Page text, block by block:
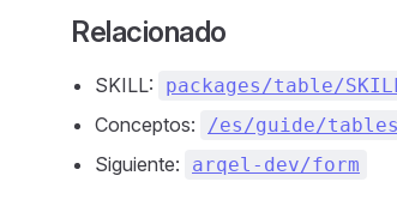
Relacionado
SKILL: packages/table/
Conceptos: /es/guide/
Siguiente: arqel-dev/form